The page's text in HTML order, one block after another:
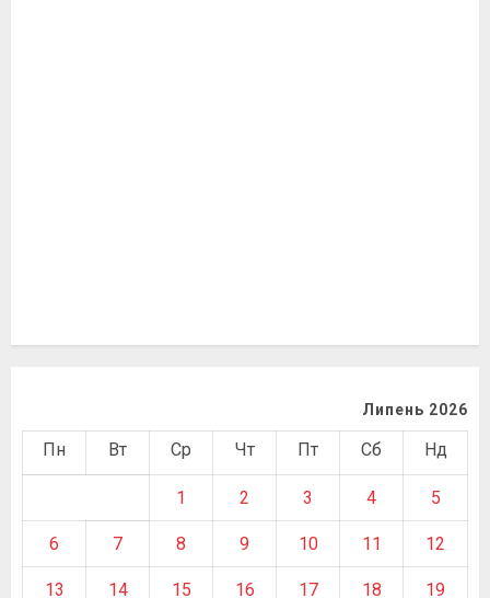
Липень 2026
Пн Вт Ср Чт Пт Сб Нд
1 2 3 4 5
6 7 8 9 10 11 12
13 14 15 16 17 18 19